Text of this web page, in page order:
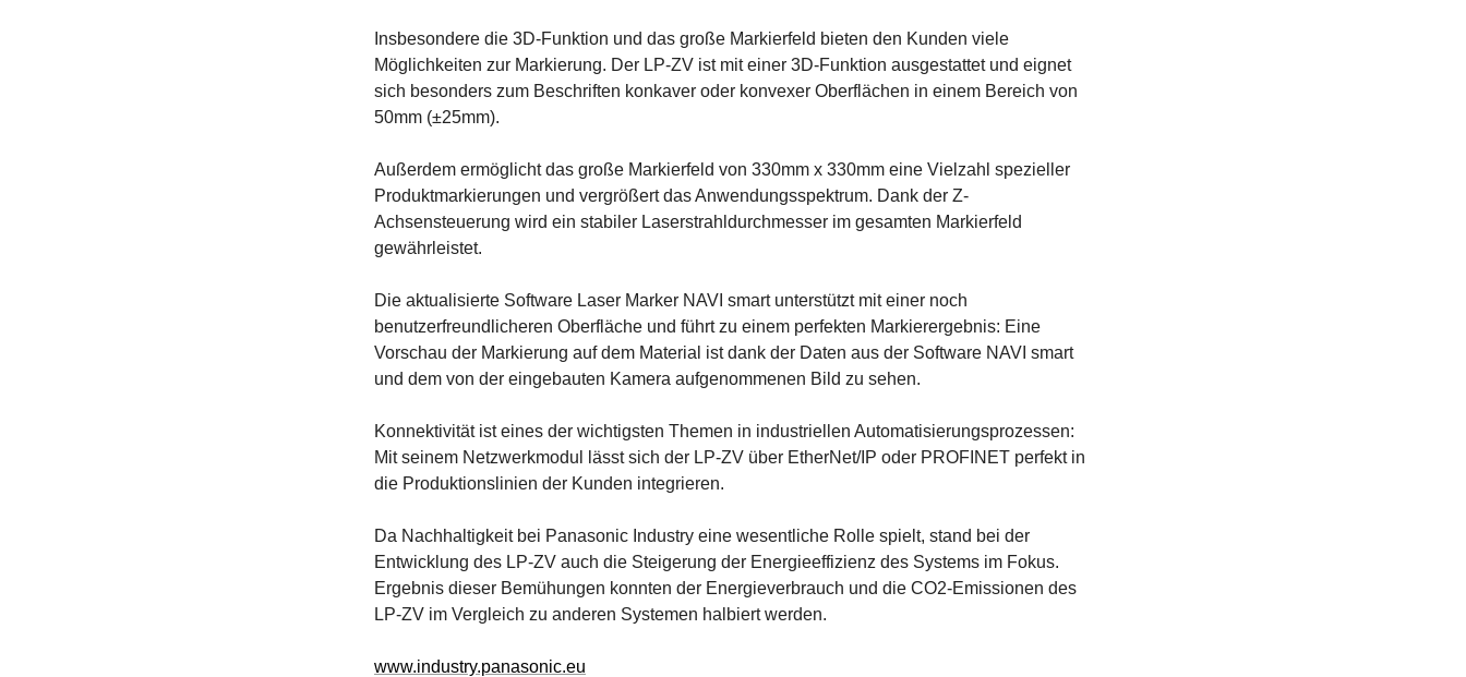
Insbesondere die 3D-Funktion und das große Markierfeld bieten den Kunden viele
Möglichkeiten zur Markierung. Der LP-ZV ist mit einer 3D-Funktion ausgestattet und eignet
sich besonders zum Beschriften konkaver oder konvexer Oberflächen in einem Bereich von
50mm (±25mm).
Außerdem ermöglicht das große Markierfeld von 330mm x 330mm eine Vielzahl spezieller
Produktmarkierungen und vergrößert das Anwendungsspektrum. Dank der Z-
Achsensteuerung wird ein stabiler Laserstrahldurchmesser im gesamten Markierfeld
gewährleistet.
Die aktualisierte Software Laser Marker NAVI smart unterstützt mit einer noch
benutzerfreundlicheren Oberfläche und führt zu einem perfekten Markierergebnis: Eine
Vorschau der Markierung auf dem Material ist dank der Daten aus der Software NAVI smart
und dem von der eingebauten Kamera aufgenommenen Bild zu sehen.
Konnektivität ist eines der wichtigsten Themen in industriellen Automatisierungsprozessen:
Mit seinem Netzwerkmodul lässt sich der LP-ZV über EtherNet/IP oder PROFINET perfekt in
die Produktionslinien der Kunden integrieren.
Da Nachhaltigkeit bei Panasonic Industry eine wesentliche Rolle spielt, stand bei der
Entwicklung des LP-ZV auch die Steigerung der Energieeffizienz des Systems im Fokus.
Ergebnis dieser Bemühungen konnten der Energieverbrauch und die CO2-Emissionen des
LP-ZV im Vergleich zu anderen Systemen halbiert werden.
www.industry.panasonic.eu